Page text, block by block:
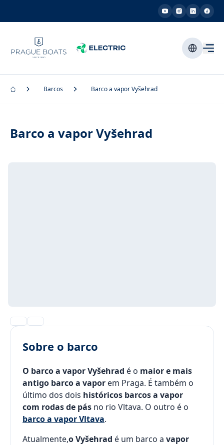
Barcos Barco a vapor Vyšehrad
Barco a vapor Vyšehrad
Sobre o barco
O barco a vapor Vyšehrad é o maior e mais
antigo barco a vapor em Praga. É também o
último dos dois históricos barcos a vapor
com rodas de pás no rio Vltava. O outro é o
barco a vapor Vltava.
Atualmente,o Vyšehrad é um barco a vapor